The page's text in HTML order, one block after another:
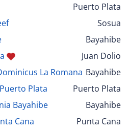
Puerto Plata
Sosua
Bayahibe
Juan Dolio
La Romana Bayahibe
Plata
Puerto Plata
Bayahibe
Bayahibe
Cana
Punta Cana